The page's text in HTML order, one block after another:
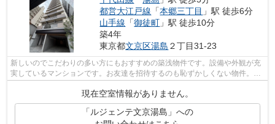
都営大江戸線 「本郷三丁目 」駅 徒歩6分
山手線 「御徒町 」駅 徒歩10分
築4年
東京都文京区湯島 ２丁目31-23
新しいのでこだわりの多い方にもおすすめの築浅物件です。設備や外観が充
実しているマンションです。お友達を招待するのも恥ずかしくない物件。高
層建築がお好きな方には15階建てのこ...
現在空室情報がありません。
「ルジェンテ文京湯島」への